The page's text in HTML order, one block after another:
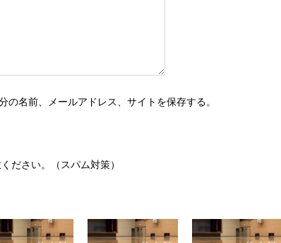
名前、メールアドレス、サイトを保存する。
ださい。（スパム対策）